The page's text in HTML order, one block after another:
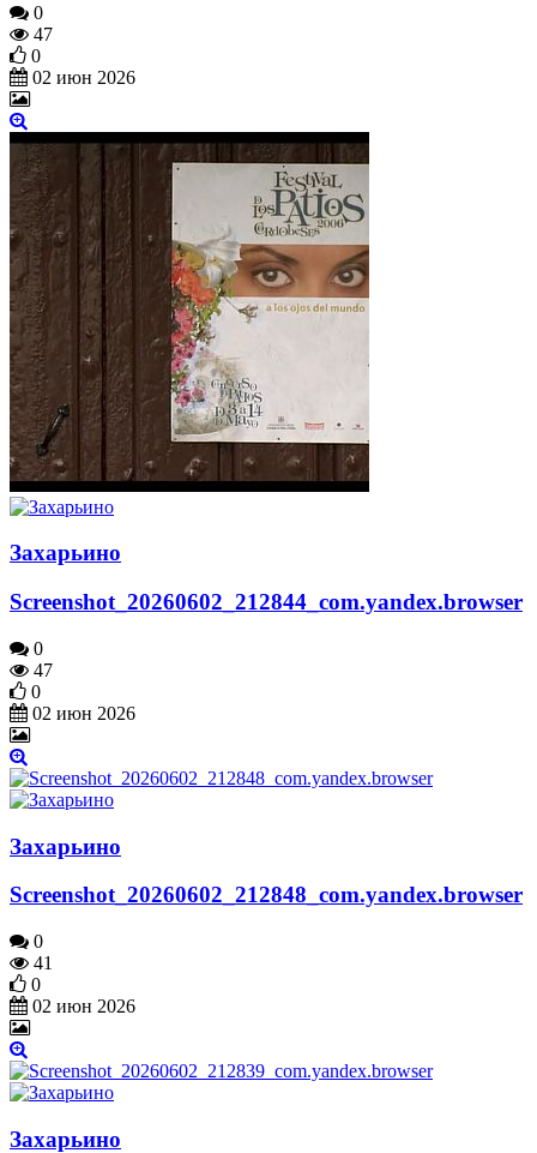
0
47
0
02 июн 2026
Захарьино
Screenshot_20260602_212844_com.yandex.browser
0
47
0
02 июн 2026
Захарьино
Screenshot_20260602_212848_com.yandex.browser
0
41
0
02 июн 2026
Захарьино